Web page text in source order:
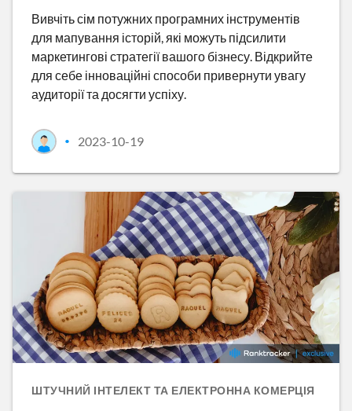
Вивчіть сім потужних програмних інструментів
для мапування історій, які можуть підсилити
маркетингові стратегії вашого бізнесу. Відкрийте
для себе інноваційні способи привернути увагу
аудиторії та досягти успіху.
• 2023-10-19
ШТУЧНИЙ ІНТЕЛЕКТ ТА ЕЛЕКТРОННА КОМЕРЦІЯ